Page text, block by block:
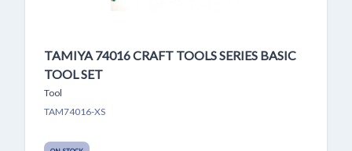
TAMIYA 74016 CRAFT TOOLS SERIES BASIC
TOOL SET
Tool
TAM74016-XS